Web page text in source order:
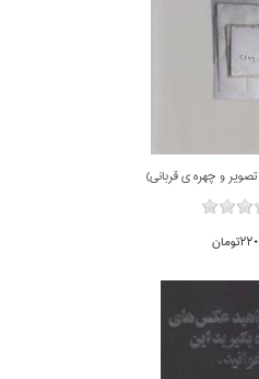
تصوير و چهره ي قرباني)